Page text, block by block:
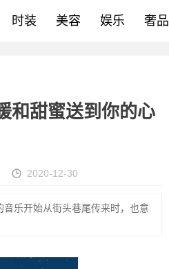
时装 美容 娱乐 奢品
和甜蜜送到你的心
2020-12-30
乐开始从街头巷尾传来时，也意